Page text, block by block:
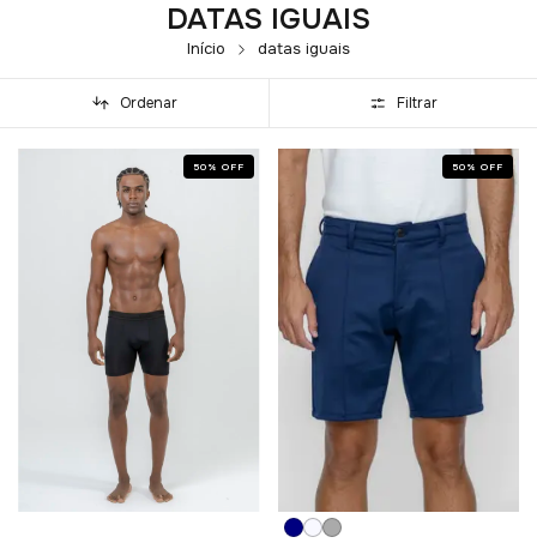
DATAS IGUAIS
Início datas iguais
Ordenar Filtrar
50 % OFF 50 % OFF